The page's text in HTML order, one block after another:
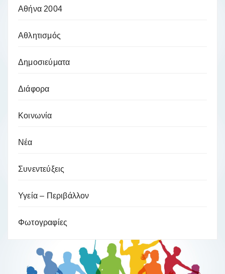
Αθήνα 2004
Αθλητισμός
Δημοσιεύματα
Διάφορα
Κοινωνία
Νέα
Συνεντεύξεις
Υγεία – Περιβάλλον
Φωτογραφίες